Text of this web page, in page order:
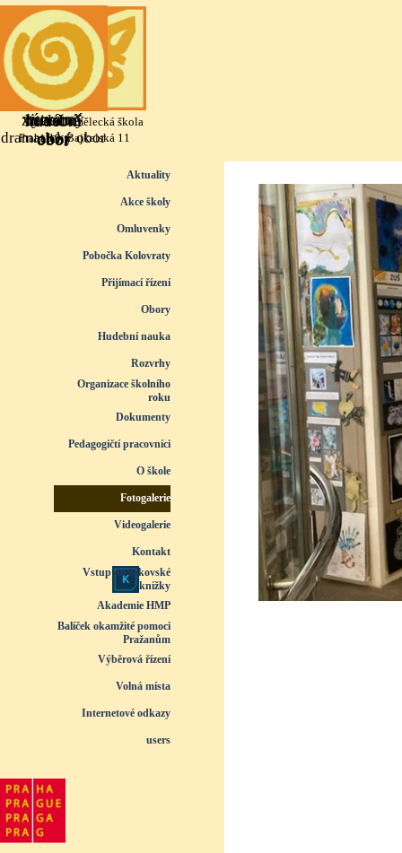
Přejít na obsah
výtvarný
taneční
literárně
hudební
Základní umělecká škola
Praha 10, Bajkalská 11
obor
obor
dramatický obor
obor
Přeskočit menu
Aktuality
Akce školy
Omluvenky
Pobočka Kolovraty
Přijímací řízení ▼
Obory ▼
Hudební nauka ▼
Rozvrhy
▼
Organizace školního
roku
Dokumenty
▼
Pedagogičtí pracovníci ▼
O škole ▼
Fotogalerie ▼
Videogalerie ▼
Kontakt
Vstup do žákovské
knížky
Akademie HMP
Balíček okamžité pomoci
Pražanům
Výběrová řízení
Volná místa
Internetové odkazy
users